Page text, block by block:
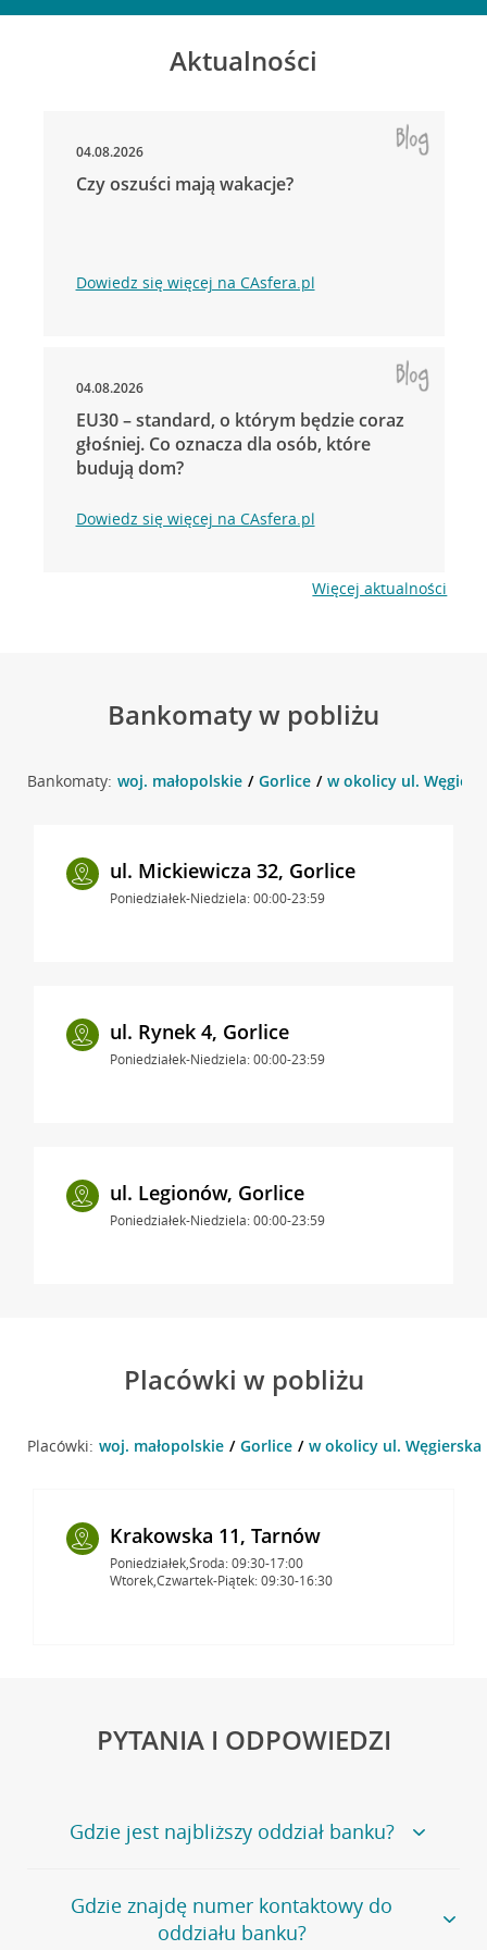
Aktualności
04.08.2026
Czy oszuści mają wakacje?
Dowiedz się więcej na CAsfera.pl
04.08.2026
EU30 – standard, o którym będzie coraz
głośniej. Co oznacza dla osób, które
budują dom?
Dowiedz się więcej na CAsfera.pl
Więcej aktualności
Bankomaty w pobliżu
Bankomaty: woj. małopolskie Gorlice w okolicy ul.
ul. Mickiewicza 32, Gorlice
Poniedziałek-Niedziela: 00:00-23:59
ul. Rynek 4, Gorlice
Poniedziałek-Niedziela: 00:00-23:59
ul. Legionów, Gorlice
Poniedziałek-Niedziela: 00:00-23:59
Placówki w pobliżu
Placówki: woj. małopolskie Gorlice w okolicy ul. Węgierska
Krakowska 11, Tarnów
Poniedziałek,Środa: 09:30-17:00
Wtorek,Czwartek-Piątek: 09:30-16:30
PYTANIA I ODPOWIEDZI
Gdzie jest najbliższy oddział banku?
Jeśli szukasz oddziału naszego banku, zapraszamy na
stronęPlacówki i bankomaty, na której znajduje się
wygodna wyszukiwarka.
Gdzie znajdę numer kontaktowy do
oddziału banku?